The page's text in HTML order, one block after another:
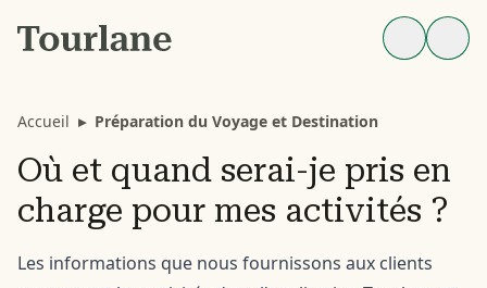
Accueil ▸ Préparation du Voyage et Destination
Où et quand serai-je pris en
charge pour mes activités ?
Les informations que nous fournissons aux clients